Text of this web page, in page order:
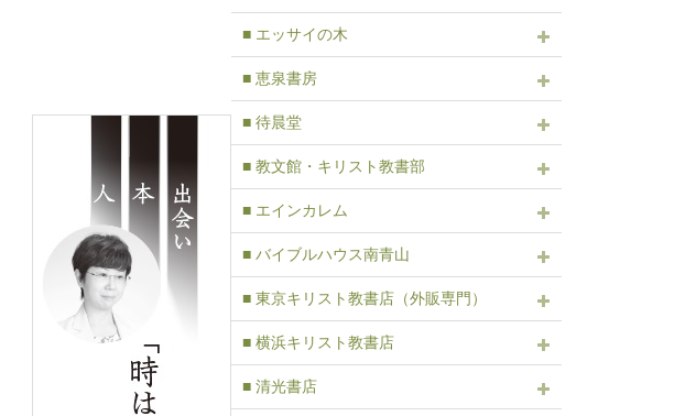
■ エッサイの木
■ 恵泉書房
■ 待晨堂
■ 教文館・キリスト教書部
■ エインカレム
■ バイブルハウス南青山
■ 東京キリスト教書店（外販専門）
■ 横浜キリスト教書店
■ 清光書店